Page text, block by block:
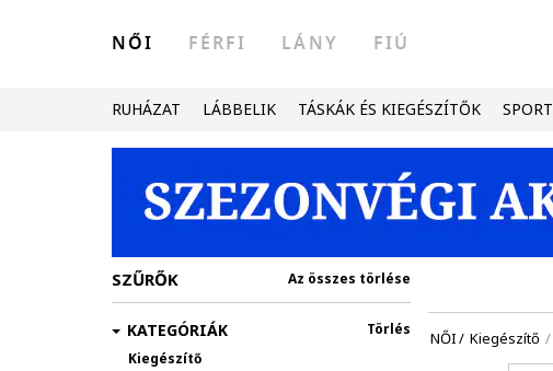
NŐI FÉRFI LÁNY FIÚ
RUHÁZAT LÁBBELIK TÁSKÁK ÉS KIEGÉSZÍTŐK
NŐI/ Kiegészítő /
SZŰRŐK Az összes törlése
KATEGÓRIÁK
Kiegészítő
Törlés